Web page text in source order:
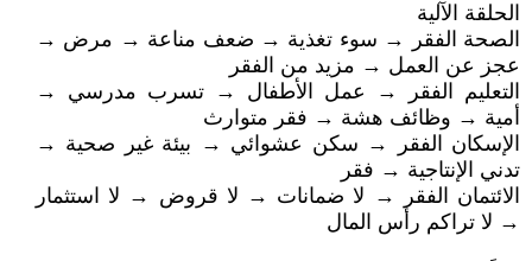
الحلقة الآلية
الصحة الفقر → سوء تغذية → ضعف مناعة → مرض →
عجز عن العمل → مزيد من الفقر
التعليم الفقر → عمل الأطفال → تسرب مدرسي →
أمية → وظائف هشة → فقر متوارث
الإسكان الفقر → سكن عشوائي → بيئة غير صحية →
تدني الإنتاجية → فقر
الائتمان الفقر → لا ضمانات → لا قروض → لا استثمار
→ لا تراكم رأس المال